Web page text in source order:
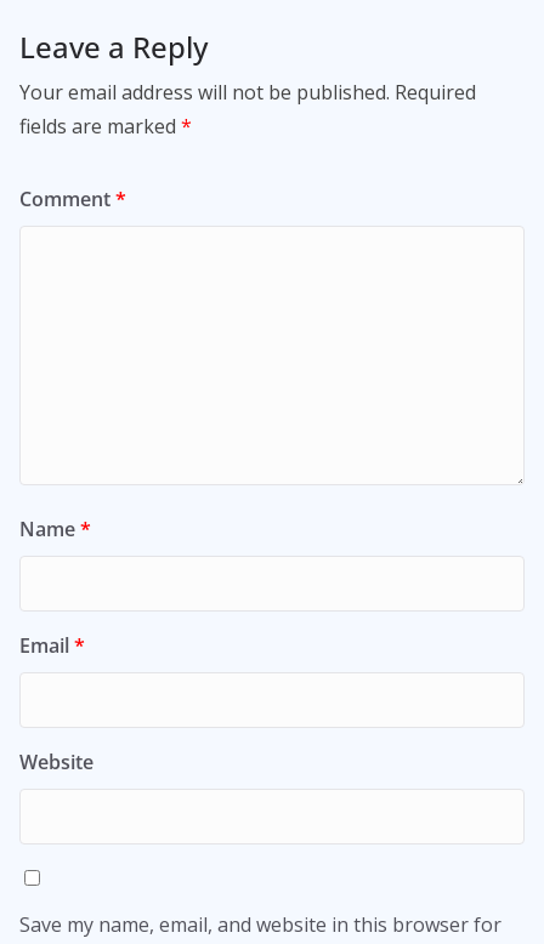
Leave a Reply
Your email address will not be published. Required
fields are marked *
Comment*
Name*
Email*
Website
Save my name, email, and website in this browser for